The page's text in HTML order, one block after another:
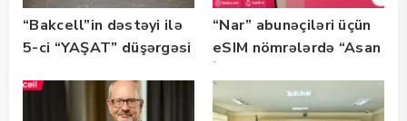
“Bakcell”in dəstəyi ilə
5-ci “YAŞAT” düşərgəsi
“Nar” abunəçiləri üçün
eSIM nömrələrdə “Asan
istifadəyə verildi